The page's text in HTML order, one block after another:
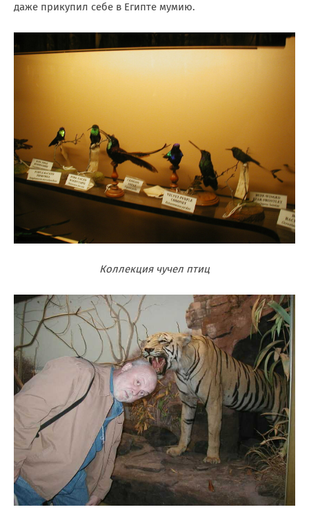
даже прикупил себе в Египте мумию.
Коллекция чучел птиц